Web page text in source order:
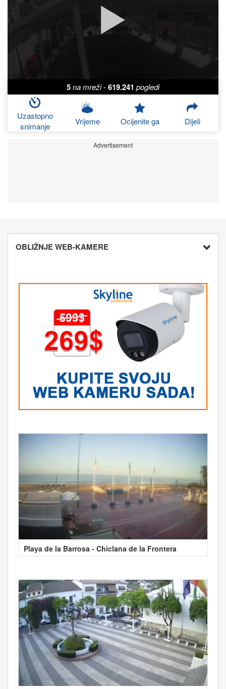
5na mreži-619.241 pogledi
Uzastopno
snimanje
Vrijeme Ocijenite ga Dijeli
Advertisement
OBLIŽNJE WEB-KAMERE
Playa de la Barrosa - Chiclana de la Frontera